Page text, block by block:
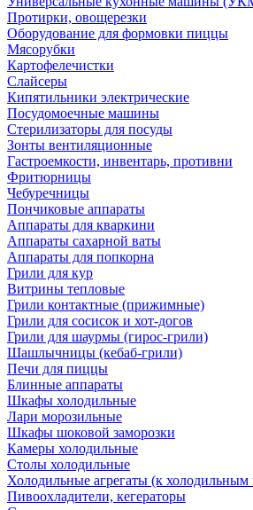
Протирки, овощерезки
Оборудование для формовки пиццы
Мясорубки
Картофелечистки
Слайсеры
Кипятильники электрические
Посудомоечные машины
Стерилизаторы для посуды
Зонты вентиляционные
Гастроемкости, инвентарь, противни
Фритюрницы
Чебуречницы
Пончиковые аппараты
Аппараты для кваркини
Аппараты сахарной ваты
Аппараты для попкорна
Грили для кур
Витрины тепловые
Грили контактные (прижимные)
Грили для сосисок и хот-догов
Грили для шаурмы (гирос-грили)
Шашлычницы (кебаб-грили)
Печи для пиццы
Блинные аппараты
Шкафы холодильные
Лари морозильные
Шкафы шоковой заморозки
Камеры холодильные
Столы холодильные
Холодильные агрегаты (к холодильным
Пивоохладители, кегераторы